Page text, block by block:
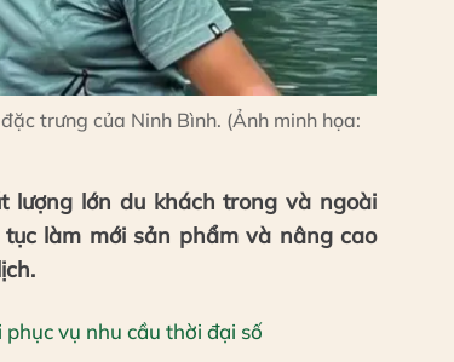
trưng của Ninh Bình. (Ảnh minh họa:
lượng lớn du khách trong và ngoài
làm mới sản phẩm và nâng cao
vụ nhu cầu thời đại số